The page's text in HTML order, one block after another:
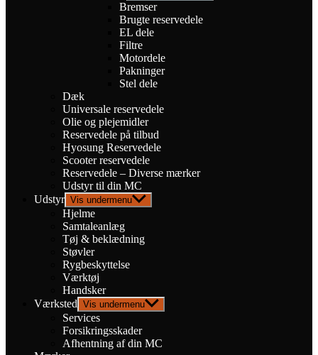
Bremser
Brugte reservedele
EL dele
Filtre
Motordele
Pakninger
Stel dele
Dæk
Universale reservedele
Olie og plejemidler
Reservedele på tilbud
Hyosung Reservedele
Scooter reservedele
Reservedele – Diverse mærker
Udstyr til din MC
Udstyr Vis undermenu
Hjelme
Samtaleanlæg
Tøj & beklædning
Støvler
Rygbeskyttelse
Værktøj
Handsker
Værksted Vis undermenu
Services
Forsikringsskader
Afhentning af din MC